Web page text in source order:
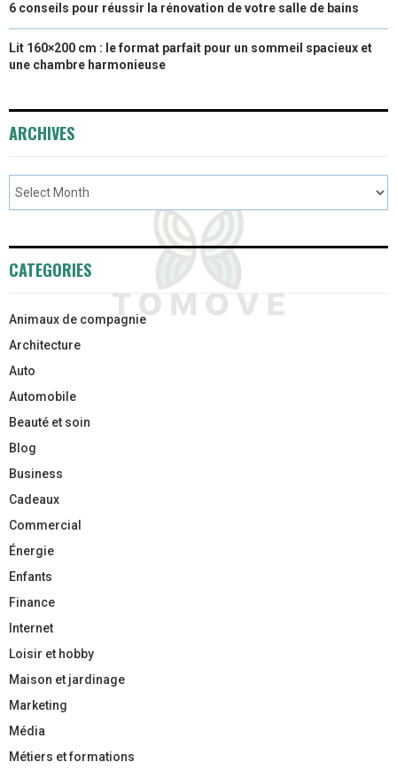
6 conseils pour réussir la rénovation de votre salle de bains
Lit 160×200 cm : le format parfait pour un sommeil spacieux et
une chambre harmonieuse
ARCHIVES
CATEGORIES
Animaux de compagnie
Architecture
Auto
Automobile
Beauté et soin
Blog
Business
Cadeaux
Commercial
Énergie
Enfants
Finance
Internet
Loisir et hobby
Maison et jardinage
Marketing
Média
Métiers et formations